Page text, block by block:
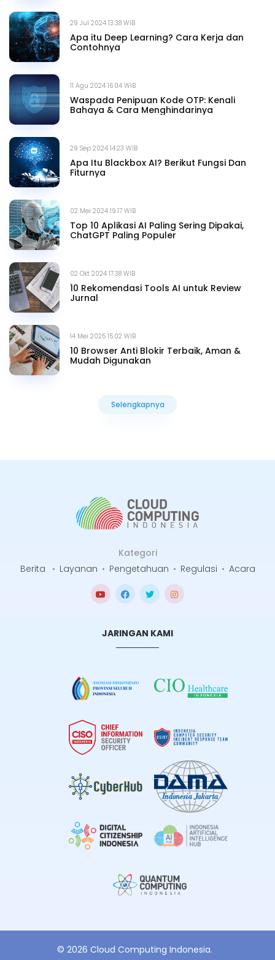
29 Jul 2024 13.38 WIB
Apa itu Deep Learning? Cara Kerja dan
Contohnya
11 Agu 2024 16.04 WIB
Waspada Penipuan Kode OTP: Kenali
Bahaya & Cara Menghindarinya
29 Sep 2024 14.23 WIB
Apa Itu Blackbox AI? Berikut Fungsi Dan
Fiturnya
02 Mei 2024 19.17 WIB
Top 10 Aplikasi AI Paling Sering Dipakai,
ChatGPT Paling Populer
02 Okt 2024 17.38 WIB
10 Rekomendasi Tools AI untuk Review
Jurnal
14 Mei 2025 15.02 WIB
10 Browser Anti Blokir Terbaik, Aman &
Mudah Digunakan
Selengkapnya
Kategori
Berita
• Layanan • Pengetahuan • Regulasi • Acara
JARINGAN KAMI
© 2026 Cloud Computing Indonesia.